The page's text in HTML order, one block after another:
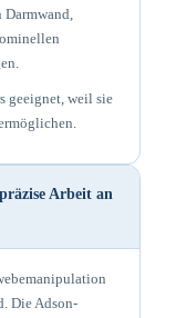
Darmwand,
geeignet, weil sie
Arbeit an
Die Adson-